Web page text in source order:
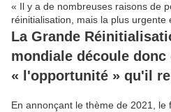
« Il y a de nombreuses raisons de
réinitialisation, mais la plus urgente
La Grande
mondiale découle donc
« l'opportunité » qu'il
En annonçant le thème de 2021, le